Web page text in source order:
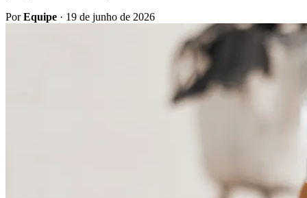
PorEquipe · 19 de junho de 2026